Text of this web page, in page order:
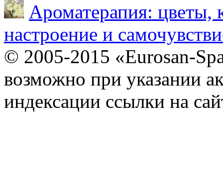
Ароматерапия: цветы,
настроение и
© 2005-2015 «Eurosan-
возможно при указании
индексации ссылки на